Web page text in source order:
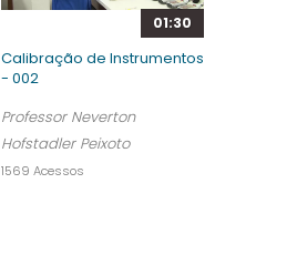
01:30
Calibração de Instrumentos
- 002
Professor Neverton
Hofstadler Peixoto
1569 Acessos